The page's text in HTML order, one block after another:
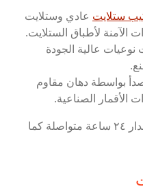
ستلايت عادي وستلايت
الآمنة لأطباق الستلايت.
نوعيات عالية الجودة
بواسطة دهان مقاوم
الصناعية.
إن فني ستلايت الكويت يعمل على مدار ٢٤ ساعة متواصلة كما